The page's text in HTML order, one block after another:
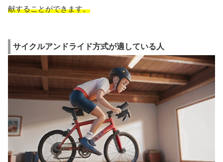
献することができます。
サイクルアンドライド方式が適している人